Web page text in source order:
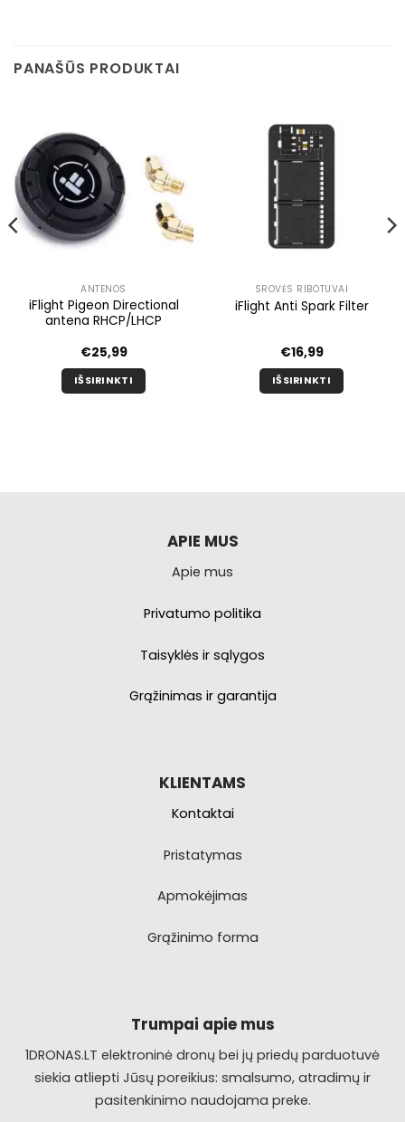
PANAŠŪS PRODUKTAI
ANTENOS
iFlight Pigeon Directional
antena RHCP/LHCP
€25,99
IŠSIRINKTI
SROVĖS RIBOTUVAI
iFlight Anti Spark Filter
€16,99
IŠSIRINKTI
APIE MUS
Apie mus
Privatumo politika
Taisyklės ir sąlygos
Grąžinimas ir garantija
KLIENTAMS
Kontaktai
Pristatymas
Apmokėjimas
Grąžinimo forma
Trumpai apie mus
1DRONAS.LT elektroninė dronų bei jų priedų parduotuvė
siekia atliepti Jūsų poreikius: smalsumo, atradimų ir
pasitenkinimo naudojama preke.